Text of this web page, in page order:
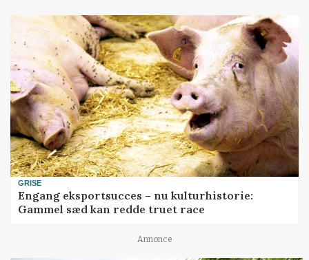
GRISE
Engang eksportsucces – nu kulturhistorie:
Gammel sæd kan redde truet race
Annonce